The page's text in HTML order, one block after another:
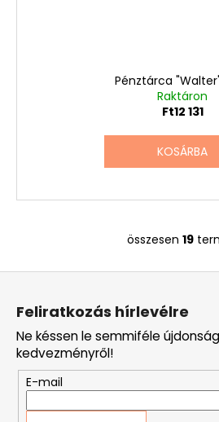
Pénztárca
Raktáron
Ft12 131
KOSÁRBA
L
i
a
i
á
n
y
összesen 19
Feliratkozás hírlevélre
Ne késsen le semmiféle
kedvezményről!
E-mail